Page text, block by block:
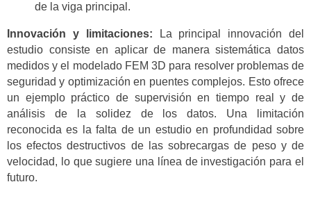
de la viga principal.
Innovación y limitaciones: La principal innovación del
estudio consiste en aplicar de manera sistemática datos
medidos y el modelado FEM 3D para resolver problemas de
seguridad y optimización en puentes complejos. Esto ofrece
un ejemplo práctico de supervisión en tiempo real y de
análisis de la solidez de los datos. Una limitación
reconocida es la falta de un estudio en profundidad sobre
los efectos destructivos de las sobrecargas de peso y de
velocidad, lo que sugiere una línea de investigación para el
futuro.